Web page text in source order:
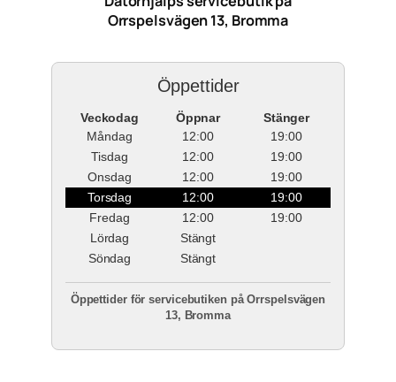
Orrspelsvägen 13, Bromma
Öppettider
Veckodag Öppnar
Stänger
Måndag
12:00
19:00
Tisdag
12:00
19:00
Onsdag
12:00
19:00
Torsdag
12:00
19:00
Fredag
12:00
19:00
Lördag
Stängt
Söndag
Stängt
Öppettider för servicebutiken på Orrspelsvägen
13, Bromma